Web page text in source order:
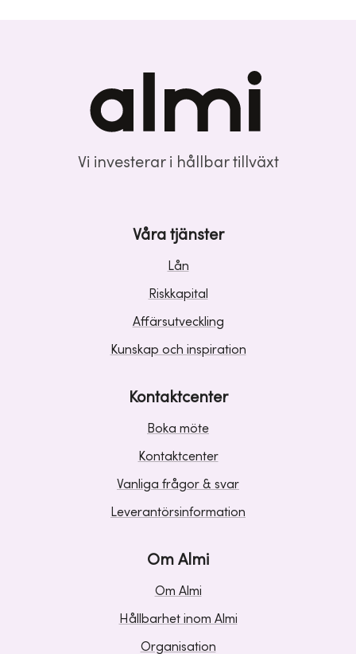
Vi investerar i hållbar tillväxt
Våra tjänster
Lån
Riskkapital
Affärsutveckling
Kunskap och inspiration
Kontaktcenter
Boka möte
Kontaktcenter
Vanliga frågor & svar
Leverantörsinformation
Om Almi
Om Almi
Hållbarhet inom Almi
Organisation